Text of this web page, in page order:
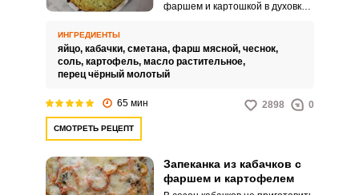
фаршем и картошкой в духовке
сбалансированное, вкусное и
питательное блюдо, его легко и
удобно готовить.
ИНГРЕДИЕНТЫ
яйцо, кабачки, сметана, фарш мясной, чеснок,
соль, картофель, масло растительное,
перец чёрный молотый
65 мин 2898 0
СМОТРЕТЬ РЕЦЕПТ
Запеканка из кабачков с
фаршем и картофелем